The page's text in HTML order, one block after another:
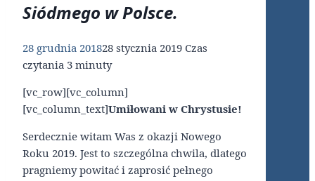
Siódmego w Polsce.
28 grudnia 201828 stycznia 2019 Czas
czytania 3 minuty
[vc_row][vc_column]
[vc_column_text]Umiłowani w Chrystusie!
Serdecznie witam Was z okazji Nowego
Roku 2019. Jest to szczególna chwila, dlatego
pragniemy powitać i zaprosić pełnego